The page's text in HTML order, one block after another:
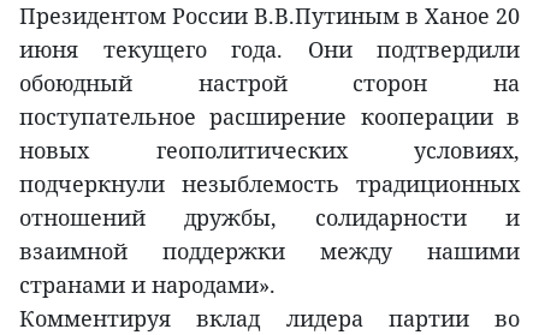
Президентом России В.В.Путиным в Ханое 20
июня текущего года. Они подтвердили
обоюдный настрой сторон на
поступательное расширение кооперации в
новых геополитических условиях,
подчеркнули незыблемость традиционных
отношений дружбы, солидарности и
взаимной поддержки между нашими
странами и народами».
Комментируя вклад лидера партии во